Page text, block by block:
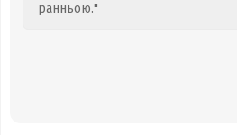
ранньою."